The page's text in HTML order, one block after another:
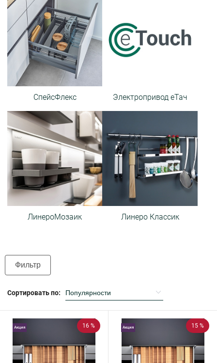
СпейсФлекс Электропривод еТач
ЛинероМозаик Линеро Классик
Фильтр
Сортировать по:
16 %
Акция 15 %
Акция